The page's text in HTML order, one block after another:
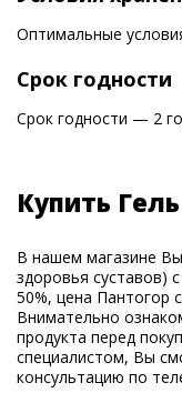
Оптимальные
Срок годности
Срок годности — 2
Купить
В нашем магазине
здоровья суставов)
50%, цена Пантогор
Внимательно
продукта перед
специалистом, Вы
консультацию по